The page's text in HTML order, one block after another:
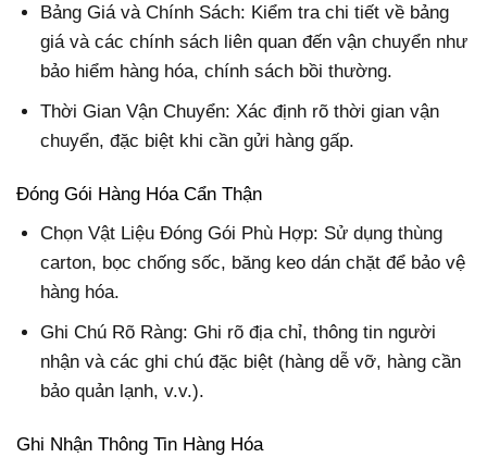
Bảng Giá và Chính Sách: Kiểm tra chi tiết về bảng
giá và các chính sách liên quan đến vận chuyển như
bảo hiểm hàng hóa, chính sách bồi thường.
Thời Gian Vận Chuyển: Xác định rõ thời gian vận
chuyển, đặc biệt khi cần gửi hàng gấp.
Đóng Gói Hàng Hóa Cẩn Thận
Chọn Vật Liệu Đóng Gói Phù Hợp: Sử dụng thùng
carton, bọc chống sốc, băng keo dán chặt để bảo vệ
hàng hóa.
Ghi Chú Rõ Ràng: Ghi rõ địa chỉ, thông tin người
nhận và các ghi chú đặc biệt (hàng dễ vỡ, hàng cần
bảo quản lạnh, v.v.).
Ghi Nhận Thông Tin Hàng Hóa